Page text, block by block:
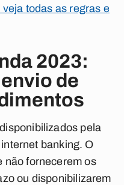
todas as regras e
2023:
de
pela
banking. O
não fornecerem os
ou disponibilizarem